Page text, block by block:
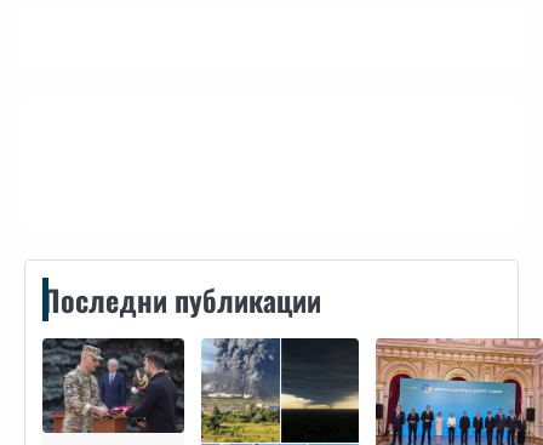
Последни публикации